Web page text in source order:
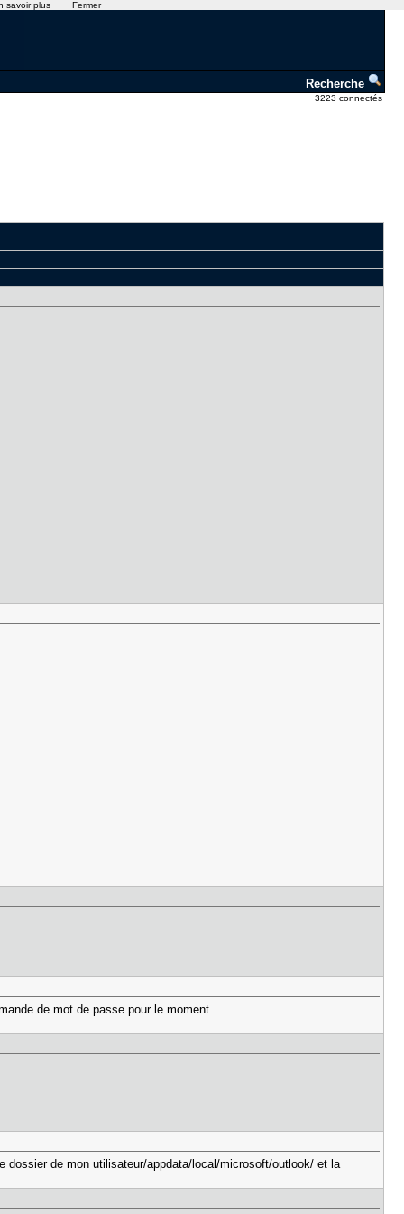
Recherche
3223 connectés
de mot de passe pour le moment.
dossier de mon utilisateur/appdata/local/microsoft/outlook/ et la
savoir plus Fermer